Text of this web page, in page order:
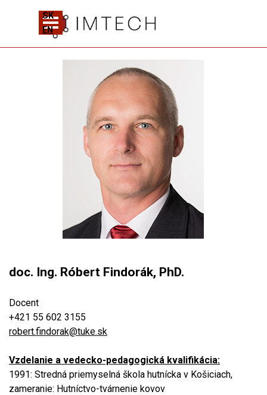
SK
EN
Preskočiť menu
doc. Ing. Róbert Findorák, PhD.
Docent
+421 55 602 3155
robert.findorak@tuke.sk
Vzdelanie a vedecko-pedagogická kvalifikácia:
1991: Stredná priemyselná škola hutnícka v Košiciach,
zameranie: Hutníctvo-tvárnenie kovov